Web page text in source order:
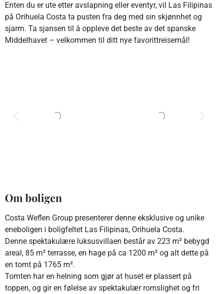
Enten du er ute etter avslapning eller eventyr, vil Las Filipinas
på Orihuela Costa ta pusten fra deg med sin skjønnhet og
sjarm. Ta sjansen til å oppleve det beste av det spanske
Middelhavet – velkommen til ditt nye favorittreisemål!
Om boligen
Costa Weflen Group presenterer denne eksklusive og unike
eneboligen i boligfeltet Las Filipinas, Orihuela Costa.
Denne spektakulære luksusvillaen består av 223 m² bebygd
areal, 85 m² terrasse, en hage på ca 1200 m² og alt dette på
en tomt på 1765 m².
Tomten har en helning som gjør at huset er plassert på
toppen, og gir en følelse av spektakulær romslighet og fri